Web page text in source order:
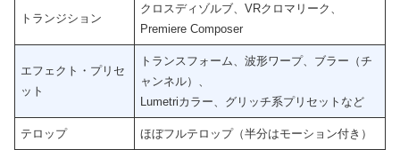
トランジション
クロスディゾルブ、VRクロマリーク、
Premiere Composer
エフェクト・プリセ
ット
トランスフォーム、波形ワープ、ブラー（チ
ャンネル）、
Lumetriカラー、グリッチ系プリセットなど
テロップ ほぼフルテロップ（半分はモーション付き）